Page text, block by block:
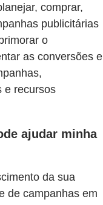
comprar,
publicitárias
o
as conversões e
e recursos
ajudar minha
da sua
de campanhas em